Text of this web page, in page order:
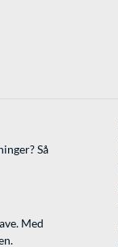
Så
Med